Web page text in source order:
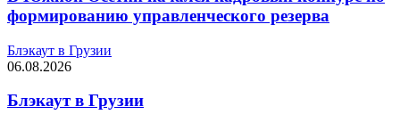
формированию управленческого резерва
Блэкаут в Грузии
06.08.2026
Блэкаут в Грузии